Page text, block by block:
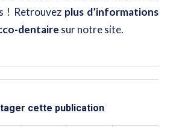
! Retrouvez plus d’informations
dentaire sur notre site.
cette publication